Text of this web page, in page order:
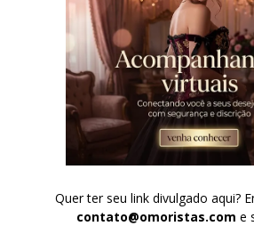
Quer ter seu link divulgado aqui?
contato@omoristas.com e